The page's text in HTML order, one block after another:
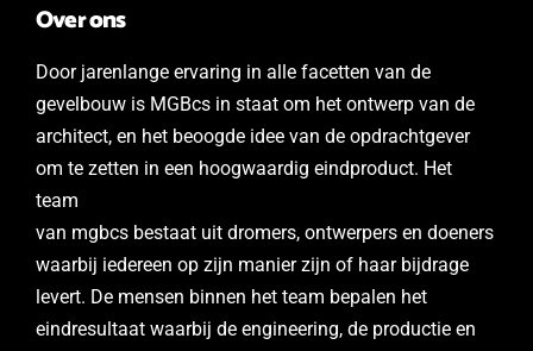
Over ons
Door jarenlange ervaring in alle facetten van de
gevelbouw is MGBcs in staat om het ontwerp van de
architect, en het beoogde idee van de opdrachtgever
om te zetten in een hoogwaardig eindproduct. Het
team
van mgbcs bestaat uit dromers, ontwerpers en doeners
waarbij iedereen op zijn manier zijn of haar bijdrage
levert. De mensen binnen het team bepalen het
eindresultaat waarbij de engineering, de productie en